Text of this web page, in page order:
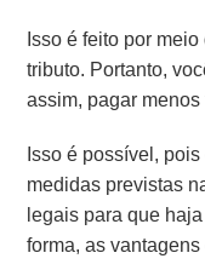
Isso é feito por
tributo. Portanto,
assim, pagar menos
Isso é possível,
medidas previstas
legais para que
forma, as